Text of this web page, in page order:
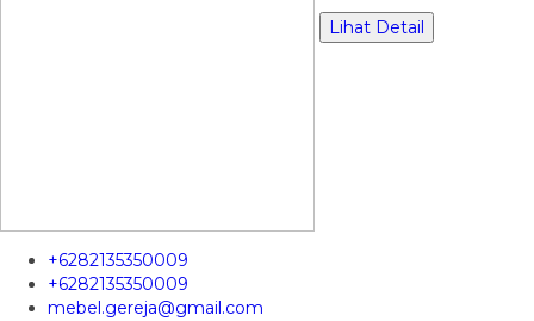
Lihat Detail
+6282135350009
+6282135350009
mebel.gereja@gmail.com